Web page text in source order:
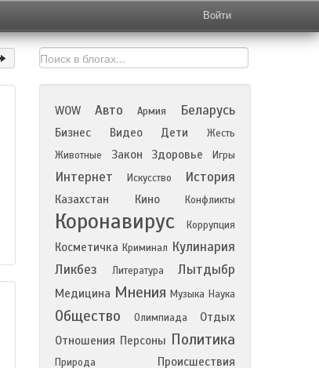
Войти
WOW Авто Армия Беларусь
Бизнес Видео Дети
Жесть
Животные
Закон Здоровье Игры
Интернет Искусство История
Казахстан Кино Конфликты
Коронавирус Коррупция
Косметичка Криминал Кулинария
Ликбез
Литература Лытдыбр
Медицина Мнения Музыка Наука
Общество Олимпиада
Отдых
Отношения Персоны Политика
Природа
Происшествия